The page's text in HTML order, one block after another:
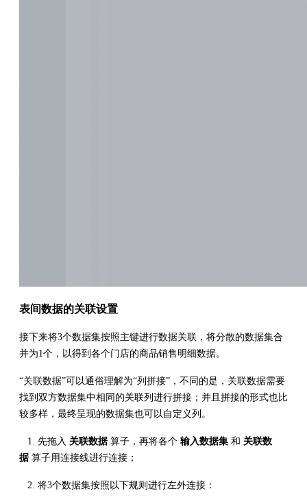
表间数据的关联设置
接下来将3个数据集按照主键进行数据关联，将分散的数据集合
并为1个，以得到各个门店的商品销售明细数据。
“关联数据”可以通俗理解为“列拼接”，不同的是，关联数据需要
找到双方数据集中相同的关联列进行拼接；并且拼接的形式也比
较多样，最终呈现的数据集也可以自定义列。
1. 先拖入 关联数据 算子，再将各个 输入数据集 和 关联数
据 算子用连接线进行连接；
2. 将3个数据集按照以下规则进行左外连接：